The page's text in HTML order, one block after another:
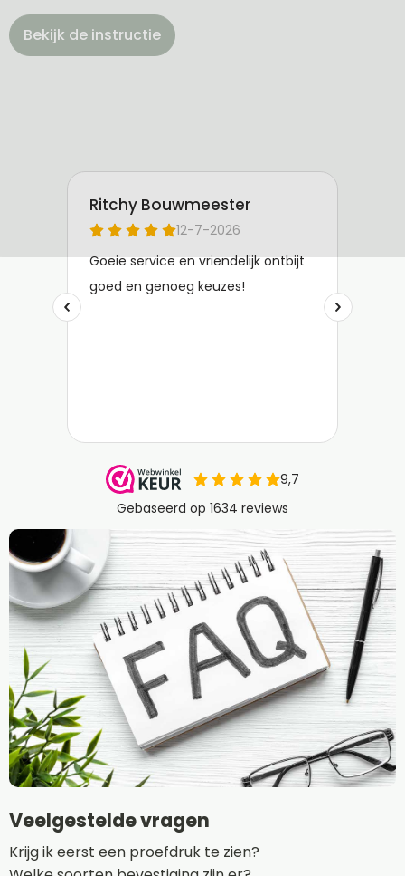
Bekijk de instructie
Veelgestelde vragen
Krijg ik eerst een proefdruk te zien?